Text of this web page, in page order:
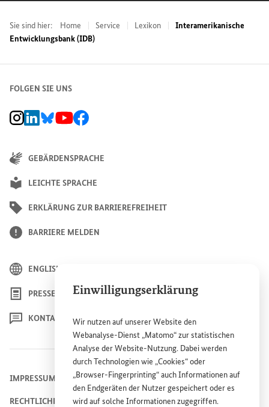
Einwilligungserklärung
Wir nutzen auf unsererWebsite den
Webanalyse-Dienst „Matomo“ zur statistischen
Analyse derWebsite-Nutzung. Dabei werden
durch Technologien wie „Cookies“ oder
„Browser-Fingerprinting“ auch Informationen auf
den Endgeräten der Nutzer gespeichert oder es
wird auf solche Informationen zugegriffen.
Sie sind hier: Home Service Lexikon
Interamerikanische
Entwicklungsbank (IDB)
FOLGEN SIE UNS
BMZ Instagram-Kanal, Externer Link
BMZ LinkedIn Unternehmensseite, Externer Link
BMZ Bluesky-Seite, Externer Link
BMZ Youtube-Kanal, Externer Link
BMZ Facebook-Seite, Externer Link
GEBÄRDENSPRACHE
LEICHTE SPRACHE
ERKLÄRUNG ZUR BARRIEREFREIHEIT
BARRIERE MELDEN
ENGLISH
PRESSE
KONTAKT
IMPRESSUM
RECHTLICHE HINWEISE